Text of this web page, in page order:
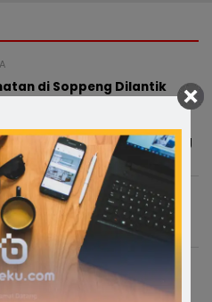
di Soppeng Dilantik
Kabupaten Soppeng
Hiburan
Kecelakaan di
Meninggal Dunia
Dianiaya Saat Hendak